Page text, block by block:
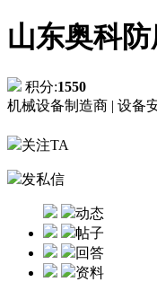
山东奥科
积分:1550
机械设备制造商 | 设备
关注TA
发私信
动态
帖子
回答
资料